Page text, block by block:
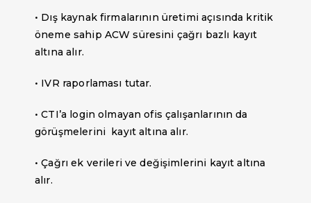
• Dış kaynak firmalarının üretimi açısında kritik
öneme sahip ACW süresini çağrı bazlı kayıt
altına alır.
• IVR raporlaması tutar.
• CTI’a login olmayan ofis çalışanlarının da
görüşmelerini kayıt altına alır.
• Çağrı ek verileri ve değişimlerini kayıt altına
alır.